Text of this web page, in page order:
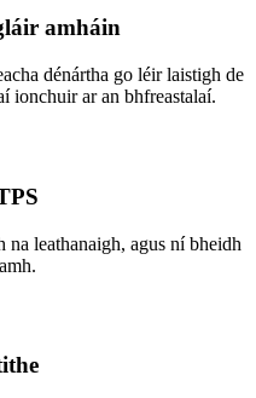
amháin
dénártha go léir laistigh de
ionchuir ar an bhfreastalaí.
leathanaigh, agus ní bheidh